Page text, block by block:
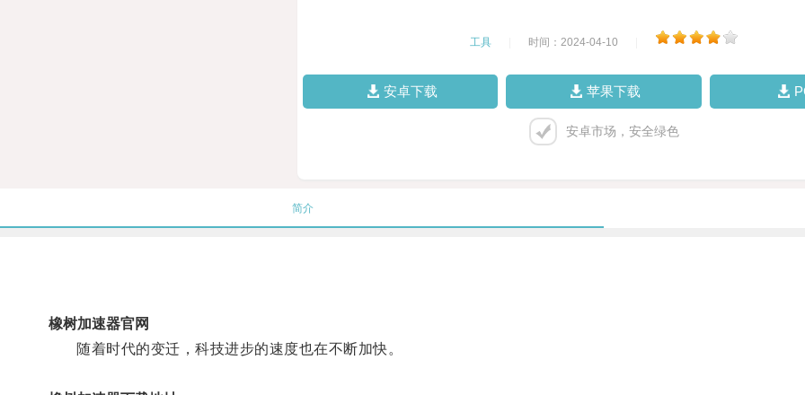
工具 时间：2024-04-10
安卓下载 苹果下载
安卓市场，安全绿色
简介
橡树加速器官网
随着时代的变迁，科技进步的速度也在不断加快。